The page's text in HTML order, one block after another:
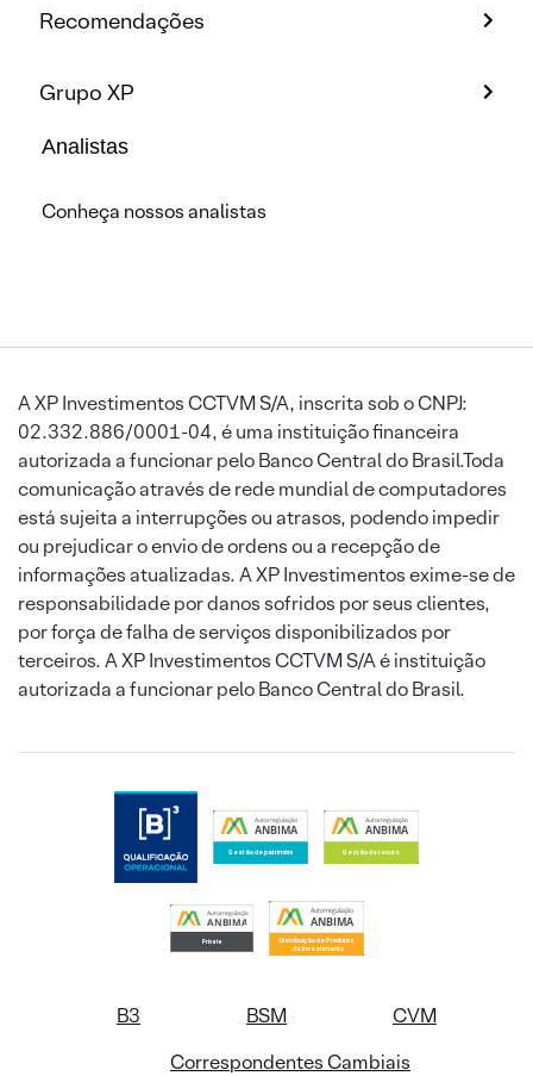
Recomendações
Grupo XP
Analistas
Conheça nossos analistas
A XP Investimentos CCTVM S/A, inscrita sob o CNPJ:
02.332.886/0001-04, é uma instituição financeira
autorizada a funcionar pelo Banco Central do Brasil.Toda
comunicação através de rede mundial de computadores
está sujeita a interrupções ou atrasos, podendo impedir
ou prejudicar o envio de ordens ou a recepção de
informações atualizadas. A XP Investimentos exime-se de
responsabilidade por danos sofridos por seus clientes,
por força de falha de serviços disponibilizados por
terceiros. A XP Investimentos CCTVM S/A é instituição
autorizada a funcionar pelo Banco Central do Brasil.
B3 BSM
CVM
Correspondentes Cambiais